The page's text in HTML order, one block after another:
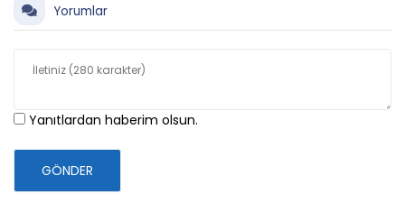
Yorumlar
Yanıtlardan haberim olsun.
GÖNDER